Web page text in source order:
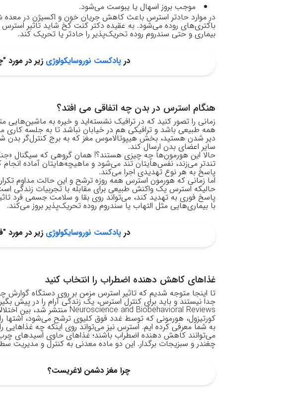
موجب بروز اسهال یا یبوست می‌شود.
در موارد حادتر استرس باعث کاهش جریان خون و اکسیژن در معده
باکتری‌های روده می‌شود. به عقیده دکتر کنت کخ شاید تاثیر استرس
بیماری و حتی سندروم روده تحریک‌پذیر را حادتر یا تحریک کند.
درپادکست نوروسایکولوژی زیر در مورد "چطور 100 سال عمر کنیم؟!
هنگام استرس در بدن چه اتفاقی می افتد؟
زمانی را تصور کنید که در ترافیک نشسته‌اید و خیره به ماشین‌هایی
همه طبیعی باشد و ترافیکی هم در خیابان نباشد تا به جلسه کاری
دیر شدن هستید، بخش هیپوتالاموس مغز که به برج کنترل‌گر بدن
سایر اعضای بدن ارسال کند.
حالا این هورمون‌ها چه چیزی هستند؟! همان گروهی که سیگنال
تندتر می‌زند، نفس‌هایتان تند می‌شود و ماهیچه‌هایتان آماده
پاسخ به هر نوع تهدیدی اجرا می‌کند.
اما زمانی که هورمون استرس همه روزه ترشح و این حالت مداوم
حالیکه استرس یک واکنش طبیعی برای مقابله با تجربیات زندگی
پاسخ فوری به تهدید کند، می‌تواند روی بقا و سلامت جسمی فرد
با بیماری‌هایی مثل التهاب یا سندروم روده تحریک‌پذیر بروز می‌کند.
درپادکست نوروسایکولوژی زیر در مورد
غذاهای کاهش دهنده اضطراب را انتخاب کنید
تا اینجا متوجه شدیم که تاثیر استرس مزمن بر روی دستگاه
جدا نیستند و باید برای کنترل استرس، یک زندگی آرام را در پیش بگیریم.
Neuroscience and Biobehavioral Reviews منتشر شد، بین
کورتیزول، هورمونی که توسط غدد فوق کلیوی ترشح می‌شود، اشتها
به شما معرفی کرده ایم. استرس نیز می‌تواند روی اینکه چه غذاهایی
می‌توانند کاهش دهنده اضطراب باشند؛ غذاهای حاوی اسیدهای چرب
چغندر و سبزیجات برگدار. این دو ماده معدنی به کنترل و مدیریت
چرا مغز دشمن لاغریست؟